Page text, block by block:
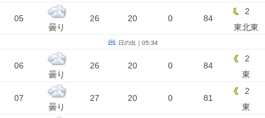
05
曇り
26 20 0 84
2
東北東
日の出｜05:34
06
曇り
26 20 0 84
2
東
07
曇り
27 20 0 81
2
東